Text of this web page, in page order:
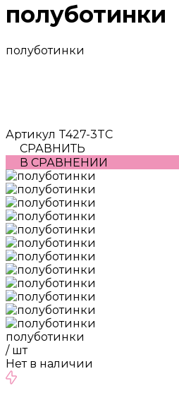
полуботинки
полуботинки
Артикул T427-3TC
СРАВНИТЬ
В СРАВНЕНИИ
полуботинки
/ шт
Нет в наличии